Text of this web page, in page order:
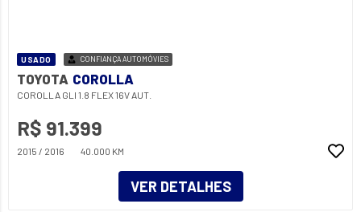
USADO CONFIANÇA AUTOMÓVIES
TOYOTA COROLLA
COROLLA GLI 1.8 FLEX 16V AUT.
R$ 91.399
2015 / 2016 40.000 KM
VER DETALHES